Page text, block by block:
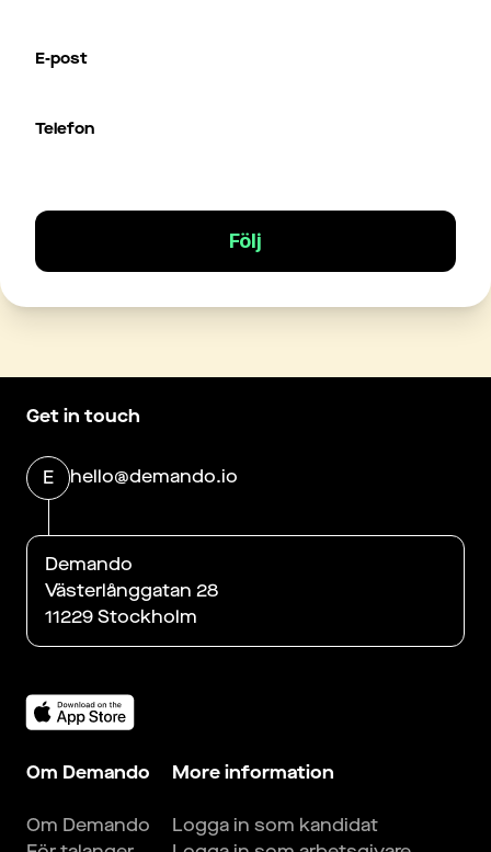
E-post
Telefon
Följ
Get in touch
E hello@demando.io
Demando
Västerlånggatan 28
11229 Stockholm
Om Demando
Om Demando
More information
Logga in som kandidat